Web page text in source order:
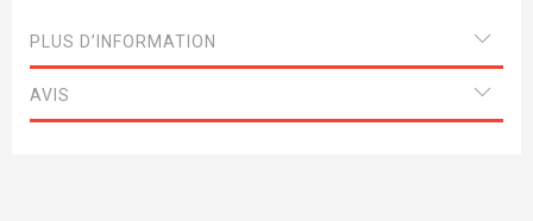
PLUS D’INFORMATION
AVIS